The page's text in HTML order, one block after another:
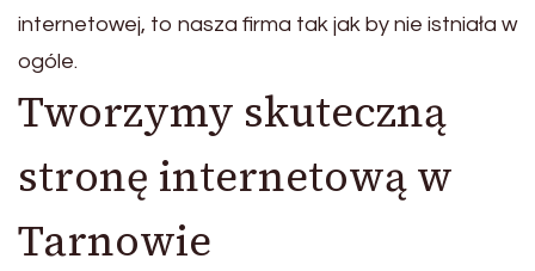
internetowej, to nasza firma tak jak by nie istniała w
ogóle.
Tworzymy skuteczną
stronę internetową w
Tarnowie